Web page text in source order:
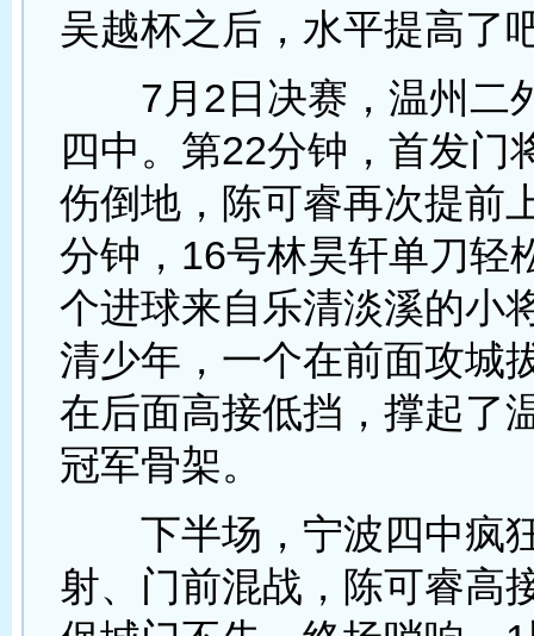
吴越杯之后，水平提高了
7月2日决赛，温州二
四中。第22分钟，首发门
伤倒地，陈可睿再次提前
分钟，16号林昊轩单刀轻
个进球来自乐清淡溪的小
清少年，一个在前面攻城
在后面高接低挡，撑起了
冠军骨架。
下半场，宁波四中疯
射、门前混战，陈可睿高